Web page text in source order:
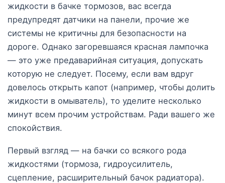
жидкости в бачке тормозов, вас всегда
предупредят датчики на панели, прочие же
системы не критичны для безопасности на
дороге. Однако загоревшаяся красная лампочка
— это уже предаварийная ситуация, допускать
которую не следует. Посему, если вам вдруг
довелось открыть капот (например, чтобы долить
жидкости в омыватель), то уделите несколько
минут всем прочим устройствам. Ради вашего же
спокойствия.
Первый взгляд — на бачки со всякого рода
жидкостями (тормоза, гидроусилитель,
сцепление, расширительный бачок радиатора).